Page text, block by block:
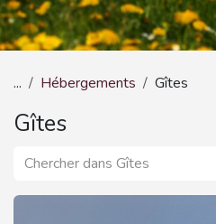
... Hébergements Gîtes
Gîtes